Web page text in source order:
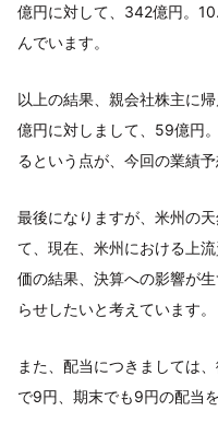
億円に対して、342億円。
んでいます。
以上の結果、親会社株主に
億円に対しまして、59億円
るという点が、今回の業績
最後になりますが、米州の
て、現在、米州における上
価の結果、決算への影響が
らせしたいと考えています。
また、配当につきましては
で9円、期末でも9円の配当